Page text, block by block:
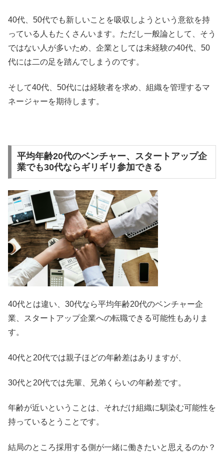
40代、50代でも新しいことを吸収しようという意欲を持
っている人もたくさんいます。ただし一般論として、そう
ではない人が多いため、企業としては未経験の40代、50
代には二の足を踏んでしまうのです。
そして40代、50代には経験者を求め、組織を管理するマ
ネージャーを期待します。
平均年齢20代のベンチャー、スタートアップ企
業でも30代ならギリギリ参加できる
40代とは違い、30代なら平均年齢20代のベンチャー企
業、スタートアップ企業への転職できる可能性もありま
す。
40代と20代では親子ほどの年齢差はありますが、
30代と20代では先輩、兄弟くらいの年齢差です。
年齢が近いということは、それだけ組織に馴染む可能性を
持っているとうことです。
結局のところ採用する側が一緒に働きたいと思えるのか？